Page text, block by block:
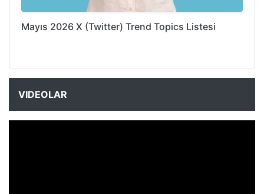
Mayıs 2026 X (Twitter) Trend Topics Listesi
VIDEOLAR